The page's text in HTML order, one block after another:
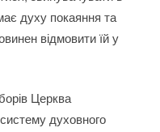
духу покаяння та
відмовити їй у
Церква
духовного